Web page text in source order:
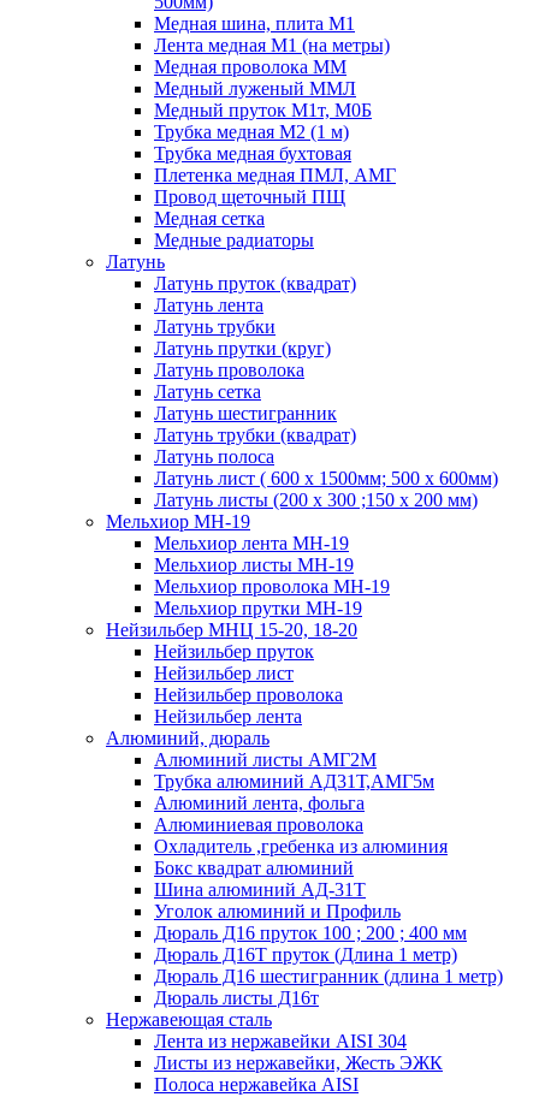
Медная шина, плита М1
Лента медная М1 (на метры)
Медная проволока ММ
Медный луженый ММЛ
Медный пруток М1т, М0Б
Трубка медная М2 (1 м)
Трубка медная бухтовая
Плетенка медная ПМЛ, АМГ
Провод щеточный ПЩ
Медная сетка
Медные радиаторы
Латунь
Латунь пруток (квадрат)
Латунь лента
Латунь трубки
Латунь прутки (круг)
Латунь проволока
Латунь сетка
Латунь шестигранник
Латунь трубки (квадрат)
Латунь полоса
Латунь лист ( 600 х 1500мм; 500 х 600мм)
Латунь листы (200 х 300 ;150 х 200 мм)
Мельхиор МН-19
Мельхиор лента МН-19
Мельхиор листы МН-19
Мельхиор проволока МН-19
Мельхиор прутки МН-19
Нейзильбер МНЦ 15-20, 18-20
Нейзильбер пруток
Нейзильбер лист
Нейзильбер проволока
Нейзильбер лента
Алюминий, дюраль
Алюминий листы АМГ2М
Трубка алюминий АД31Т,АМГ5м
Алюминий лента, фольга
Алюминиевая проволока
Охладитель ,гребенка из алюминия
Бокс квадрат алюминий
Шина алюминий АД-31Т
Уголок алюминий и Профиль
Дюраль Д16 пруток 100 ; 200 ; 400 мм
Дюраль Д16Т пруток (Длина 1 метр)
Дюраль Д16 шестигранник (длина 1 метр)
Дюраль листы Д16т
Нержавеющая сталь
Лента из нержавейки AISI 304
Листы из нержавейки, Жесть ЭЖК
Полоса нержавейка АISI